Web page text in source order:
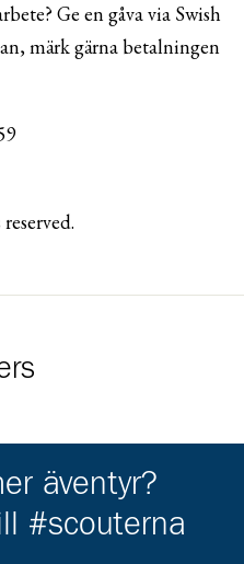
Ge en gåva via Swish
märk gärna betalningen
äventyr?
#scouterna